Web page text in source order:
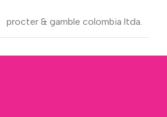
procter & gamble colombia ltda.